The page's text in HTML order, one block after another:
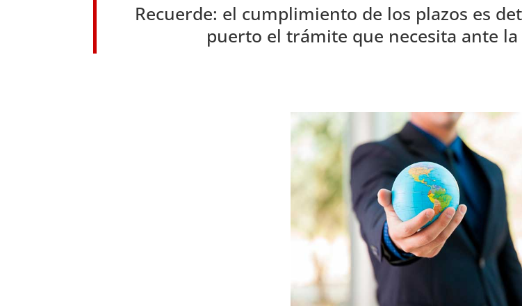
Recuerde: el cumplimiento de los plazos es
puerto el trámite que necesita ante